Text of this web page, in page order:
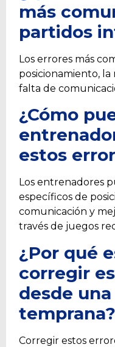
más
partidos
Los errores más
posicionamiento, la
falta de
¿Cómo
estos
Los entrenadores
específicos de
comunicación y
través de juegos
¿Por qué
corregir
desde
temprana?
Corregir estos